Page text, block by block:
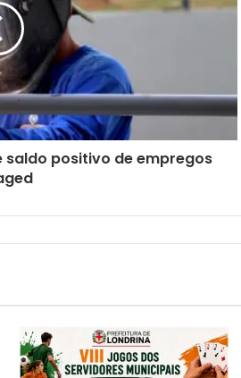
saldo positivo de empregos